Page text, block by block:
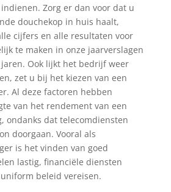
Zorg er dan voor dat u
douchekop in huis haalt,
cijfers en alle resultaten voor
te maken in onze jaarverslagen
Ook lijkt het bedrijf weer
zet u bij het kiezen van een
Al deze factoren hebben
van het rendement van een
ondanks dat telecomdiensten
doorgaan. Vooral als
is het vinden van goed
lastig, financiële diensten
beleid vereisen.